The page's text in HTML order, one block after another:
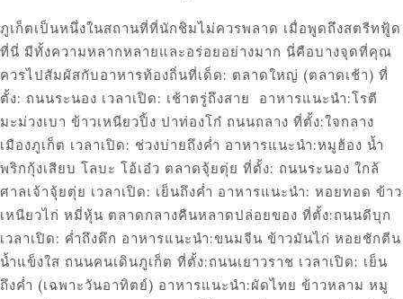
ภูเก็ตเป็นหนึ่งในสถานที่ที่นักชิมไม่ควรพลาด เมื่อพูดถึงสตรีทฟู้ด
ที่นี่ มีทั้งความหลากหลายและอร่อยอย่างมาก นี่คือบางจุดที่คุณ
ควรไปสัมผัสกับอาหารท้องถิ่นที่เด็ด: ตลาดใหญ่ (ตลาดเช้า) ที่
ตั้ง: ถนนระนอง เวลาเปิด: เช้าตรู่ถึงสาย อาหารแนะนำ:โรตี
มะม่วงเบา ข้าวเหนียวปิ้ง ปาท่องโก๋ ถนนถลาง ที่ตั้ง:ใจกลาง
เมืองภูเก็ต เวลาเปิด: ช่วงบ่ายถึงค่ำ อาหารแนะนำ:หมูฮ้อง น้ำ
พริกกุ้งเสียบ โลบะ โอ้เอ๋ว ตลาดจุ้ยตุ่ย ที่ตั้ง: ถนนระนอง ใกล้
ศาลเจ้าจุ้ยตุ่ย เวลาเปิด: เย็นถึงค่ำ อาหารแนะนำ: หอยทอด ข้าว
เหนียวไก่ หมี่หุ้น ตลาดกลางคืนหลาดปล่อยของ ที่ตั้ง:ถนนดีบุก
เวลาเปิด: ค่ำถึงดึก อาหารแนะนำ:ขนมจีน ข้าวมันไก่ หอยชักตีน
น้ำแข็งใส ถนนคนเดินภูเก็ต ที่ตั้ง:ถนนเยาวราช เวลาเปิด: เย็น
ถึงค่ำ (เฉพาะวันอาทิตย์) อาหารแนะนำ:ผัดไทย ข้าวหลาม หมู